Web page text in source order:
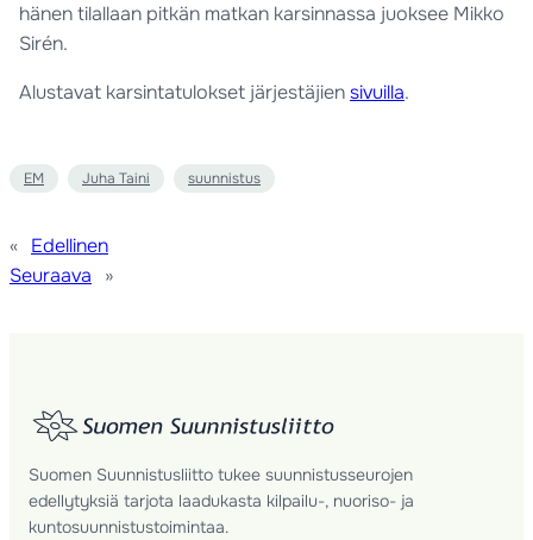
hänen tilallaan pitkän matkan karsinnassa juoksee Mikko
Sirén.
Alustavat karsintatulokset järjestäjiensivuilla.
EM Juha Taini suunnistus
« Edellinen
Seuraava
»
Suomen Suunnistusliitto tukee suunnistusseurojen
edellytyksiä tarjota laadukasta kilpailu-, nuoriso- ja
kuntosuunnistustoimintaa.